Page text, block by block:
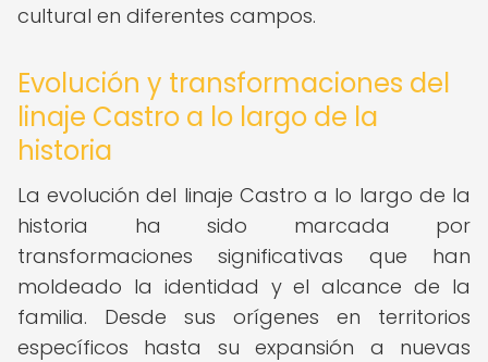
cultural en diferentes campos.
Evolución y transformaciones del
linaje Castro a lo largo de la
historia
La evolución del linaje Castro a lo largo de la
historia ha sido marcada por
transformaciones significativas que han
moldeado la identidad y el alcance de la
familia. Desde sus orígenes en territorios
específicos hasta su expansión a nuevas